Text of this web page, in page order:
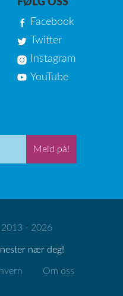
FØLG OSS
Facebook
Twitter
Instagram
YouTube
Meld på!
2013 - 2026
nær deg!
Om oss